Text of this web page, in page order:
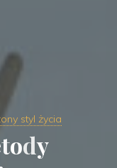
styl życia
tody